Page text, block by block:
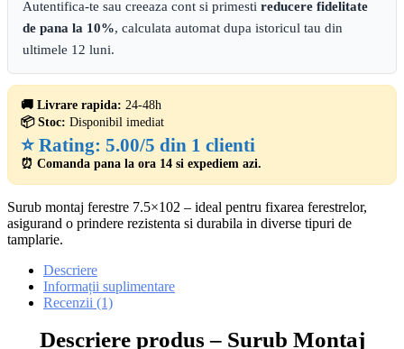
Autentifica-te sau creeaza cont si primesti reducere fidelitate
de pana la 10%, calculata automat dupa istoricul tau din
ultimele 12 luni.
🚚 Livrare rapida: 24-48h
📦 Stoc: Disponibil imediat
⭐ Rating: 5.00/5 din 1 clienti
⏰ Comanda pana la ora 14 si expediem azi.
Surub montaj ferestre 7.5×102 – ideal pentru fixarea ferestrelor,
asigurand o prindere rezistenta si durabila in diverse tipuri de
tamplarie.
Descriere
Informații suplimentare
Recenzii (1)
Descriere produs – Surub Montaj